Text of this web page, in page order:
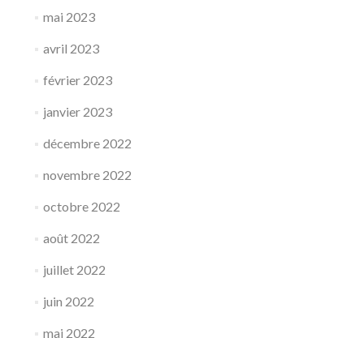
mai 2023
avril 2023
février 2023
janvier 2023
décembre 2022
novembre 2022
octobre 2022
août 2022
juillet 2022
juin 2022
mai 2022